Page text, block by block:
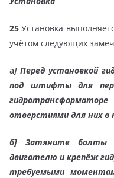
25 Установка
учётом следующих
а] Перед установкой
под штифты для
отверстиями для них в
б]
Затяните болты
двигателю и крепёж
требуемыми